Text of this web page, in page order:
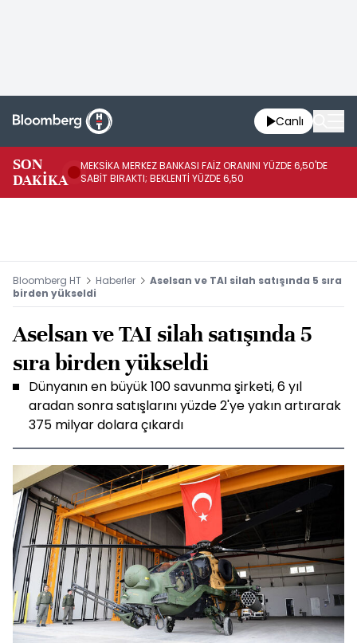
Canlı
SON
DAKİKA
MEKSİKA MERKEZ BANKASI FAİZ ORANINI YÜZDE 6,50'DE
SABİT BIRAKTI; BEKLENTİ YÜZDE 6,50
Bloomberg HT Haberler
Aselsan ve TAI silah satışında 5 sıra
birden yükseldi
Aselsan ve TAI silah satışında 5
sıra birden yükseldi
Dünyanın en büyük 100 savunma şirketi, 6 yıl
aradan sonra satışlarını yüzde 2'ye yakın artırarak
375 milyar dolara çıkardı